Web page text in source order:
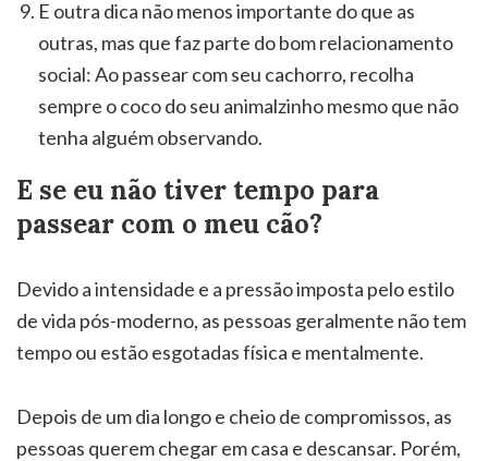
E outra dica não menos importante do que as
outras, mas que faz parte do bom relacionamento
social: Ao passear com seu cachorro, recolha
sempre o coco do seu animalzinho mesmo que não
tenha alguém observando.
E se eu não tiver tempo para
passear com o meu cão?
Devido a intensidade e a pressão imposta pelo estilo
de vida pós-moderno, as pessoas geralmente não tem
tempo ou estão esgotadas física e mentalmente.
Depois de um dia longo e cheio de compromissos, as
pessoas querem chegar em casa e descansar. Porém,